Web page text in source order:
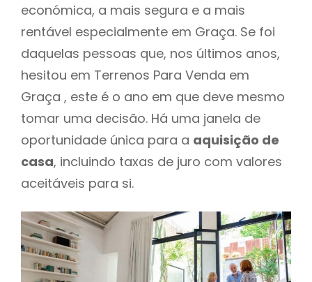
económica, a mais segura e a mais
rentável especialmente em Graça. Se foi
daquelas pessoas que, nos últimos anos,
hesitou em Terrenos Para Venda em
Graça , este é o ano em que deve mesmo
tomar uma decisão. Há uma janela de
oportunidade única para a aquisição de
casa, incluindo taxas de juro com valores
aceitáveis para si.